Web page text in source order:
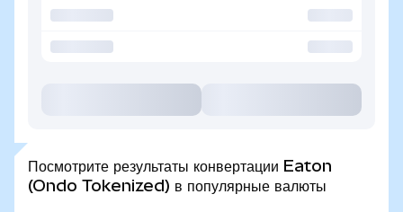
Посмотрите результаты конвертации Eaton
(Ondo Tokenized) в популярные валюты